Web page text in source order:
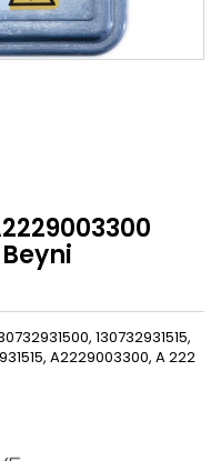
130732931515,
A2229003300, A 222